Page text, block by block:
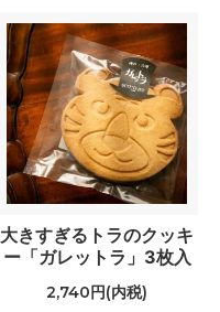
大きすぎるトラのクッキ
ー「ガレットラ」3枚入
2,740円(内税)